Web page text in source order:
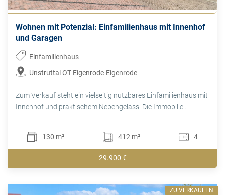
Wohnen mit Potenzial: Einfamilienhaus mit Innenhof
und Garagen
Einfamilienhaus
Unstruttal OT Eigenrode-Eigenrode
Zum Verkauf steht ein vielseitig nutzbares Einfamilienhaus mit
Innenhof und praktischem Nebengelass. Die Immobilie...
130 m² 412 m² 4
29.900 €
ZU VERKAUFEN